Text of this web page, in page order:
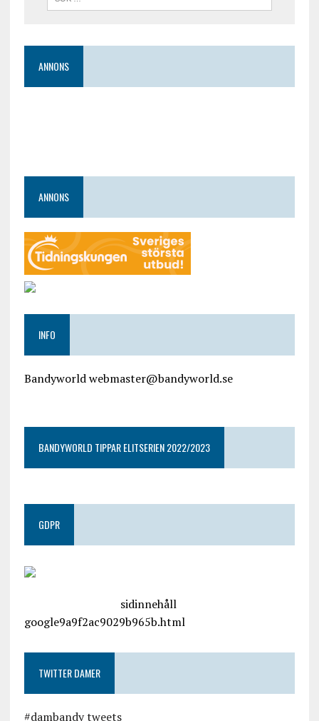
ANNONS
ANNONS
INFO
Bandyworld webmaster@bandyworld.se
BANDYWORLD TIPPAR ELITSERIEN 2022/2023
GDPR
sidinnehåll
google9a9f2ac9029b965b.html
TWITTER DAMER
#dambandy tweets